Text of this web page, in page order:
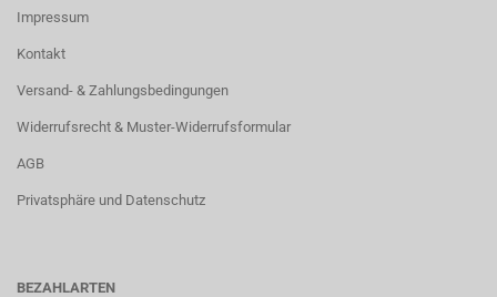
Impressum
Kontakt
Versand- & Zahlungsbedingungen
Widerrufsrecht & Muster-Widerrufsformular
AGB
Privatsphäre und Datenschutz
BEZAHLARTEN